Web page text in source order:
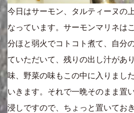
今日はサーモン、タルティーヌの
なっています。サーモンマリネは
分ほと弱火でコトコト煮て、自分
ていただいて、残りの出し汁があ
味、野菜の味もこの中に入りまし
いきます。それで一晩そのまま置
浸しですので、ちょっと置いてお